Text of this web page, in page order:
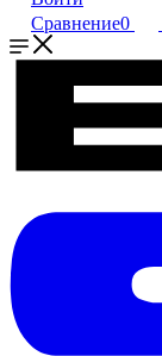
Сравнение0